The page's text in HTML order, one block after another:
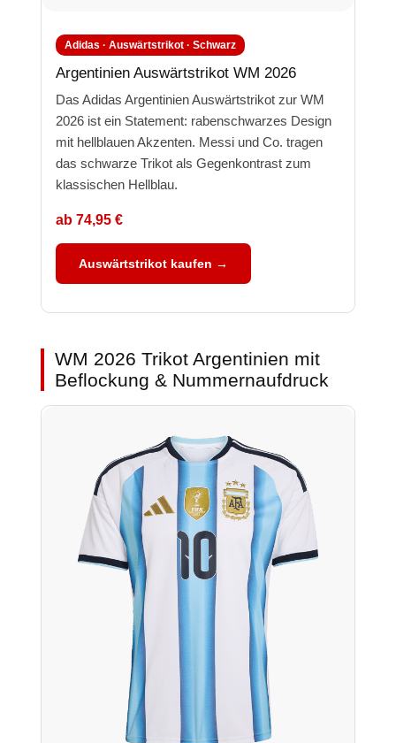
Adidas · Auswärtstrikot · Schwarz
Argentinien Auswärtstrikot WM 2026
Das Adidas Argentinien Auswärtstrikot zur WM
2026 ist ein Statement: rabenschwarzes Design
mit hellblauen Akzenten. Messi und Co. tragen
das schwarze Trikot als Gegenkontrast zum
klassischen Hellblau.
ab 74,95 €
Auswärtstrikot kaufen →
WM 2026 Trikot Argentinien mit
Beflockung & Nummernaufdruck